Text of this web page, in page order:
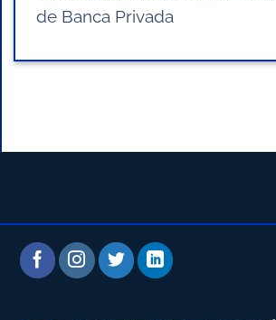
de Banca Privada